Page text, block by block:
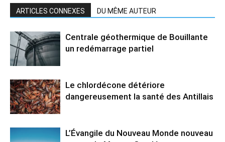
ARTICLES CONNEXES DU MÊME AUTEUR
Centrale géothermique de Bouillante
un redémarrage partiel
Le chlordécone détériore
dangereusement la santé des Antillais
L’Évangile du Nouveau Monde nouveau